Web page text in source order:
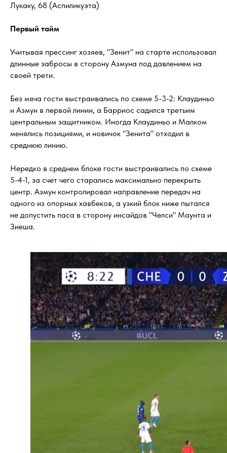
Лукаку, 68 (Аспиликуэта)
Первый тайм
Учитывая прессинг хозяев, "Зенит" на старте использовал
длинные забросы в сторону Азмуна под давлением на
своей трети.
Без мяча гости выстраивались по схеме 5-3-2: Клаудиньо
и Азмун в первой линии, а Барриос садился третьим
центральным защитником. Иногда Клаудиньо и Малком
менялись позициями, и новичок "Зенита" отходил в
среднюю линию.
Нередко в среднем блоке гости выстраивались по схеме
5-4-1, за счет чего старались максимально перекрыть
центр. Азмун контролировал направление передач на
одного из опорных хавбеков, а узкий блок ниже пытался
не допустить паса в сторону инсайдов "Челси" Маунта и
Зиеша.